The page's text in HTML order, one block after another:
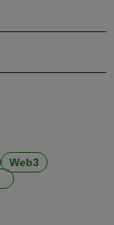
Web3